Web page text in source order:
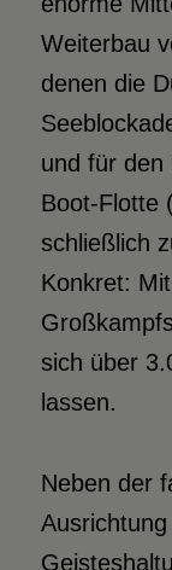
Weiterbau
denen die
und für den
Boot-Flotte
schließlich
Konkret:
sich über
lassen.
Neben der